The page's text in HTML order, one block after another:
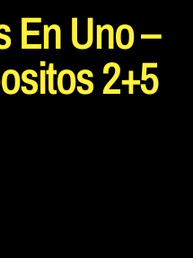
En Uno –
2+5